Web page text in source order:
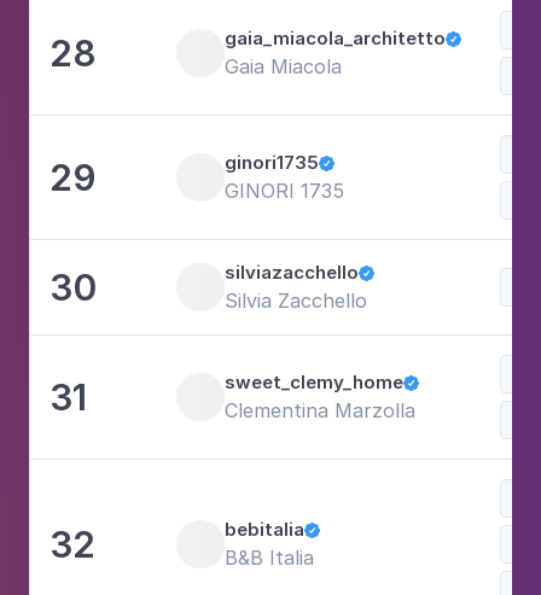
28 gaia_miacola_architetto
Gaia Miacola
29 ginori1735
GINORI 1735
30 silviazacchello
Silvia Zacchello
31 sweet_clemy_home
Clementina Marzolla
32 bebitalia
B&B Italia